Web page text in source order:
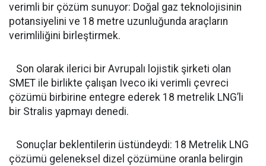
verimli bir çözüm sunuyor: Doğal gaz teknolojisinin
potansiyelini ve 18 metre uzunluğunda araçların
verimliliğini birleştirmek.
Son olarak ilerici bir Avrupalı lojistik şirketi olan
SMET ile birlikte çalışan Iveco iki verimli çevreci
çözümü birbirine entegre ederek 18 metrelik LNG’li
bir Stralis yapmayı denedi.
Sonuçlar beklentilerin üstündeydi: 18 Metrelik LNG
çözümü geleneksel dizel çözümüne oranla belirgin